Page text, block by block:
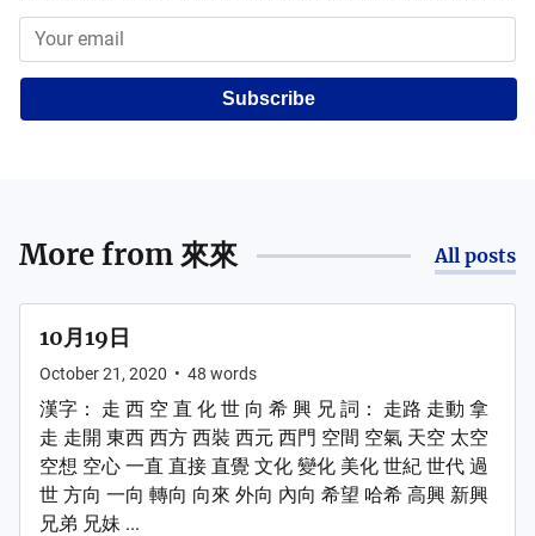
Subscribe
More from來來 All posts
10月19日
October 21, 2020 • 48 words
漢字： 走 西 空 直 化 世 向 希 興 兄 詞： 走路 走動 拿
走 走開 東西 西方 西裝 西元 西門 空間 空氣 天空 太空
空想 空心 一直 直接 直覺 文化 變化 美化 世紀 世代 過
世 方向 一向 轉向 向來 外向 內向 希望 哈希 高興 新興
兄弟 兄妹 ...